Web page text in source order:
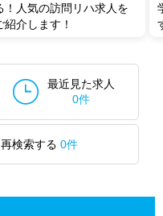
！人気の訪問リハ求人を
紹介します！
最近見た求人
0件
検索する 0件